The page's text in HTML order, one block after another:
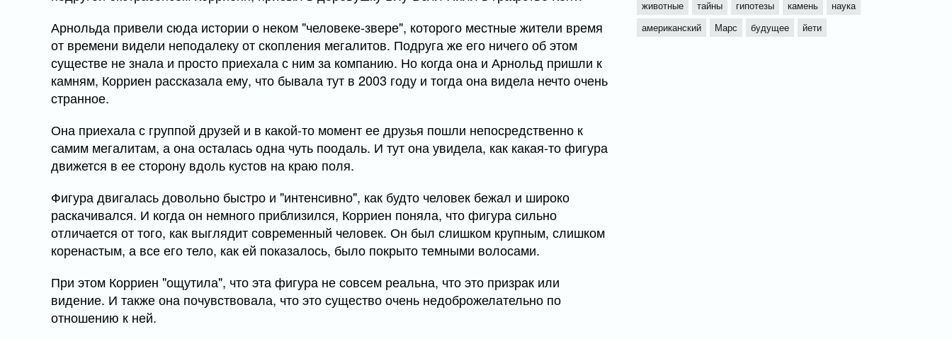
Арнольда привели сюда истории о неком "человеке-звере", которого местные жители время
от времени видели неподалеку от скопления мегалитов. Подруга же его ничего об этом
существе не знала и просто приехала с ним за компанию. Но когда она и Арнольд пришли к
камням, Корриен рассказала ему, что бывала тут в 2003 году и тогда она видела нечто очень
странное.
Она приехала с группой друзей и в какой-то момент ее друзья пошли непосредственно к
самим мегалитам, а она осталась одна чуть поодаль. И тут она увидела, как какая-то фигура
движется в ее сторону вдоль кустов на краю поля.
Фигура двигалась довольно быстро и "интенсивно", как будто человек бежал и широко
раскачивался. И когда он немного приблизился, Корриен поняла, что фигура сильно
отличается от того, как выглядит современный человек. Он был слишком крупным, слишком
коренастым, а все его тело, как ей показалось, было покрыто темными волосами.
При этом Корриен "ощутила", что эта фигура не совсем реальна, что это призрак или
видение. И также она почувствовала, что это существо очень недоброжелательно по
отношению к ней.
животные
тайны гипотезы камень
наука
американский
Марс будущее йети